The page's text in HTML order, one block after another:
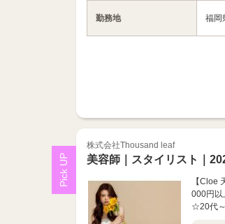
勤務地 福岡
株式会社Thousand leaf
美容師｜スタイリスト｜
【Cloe
000円
☆20代